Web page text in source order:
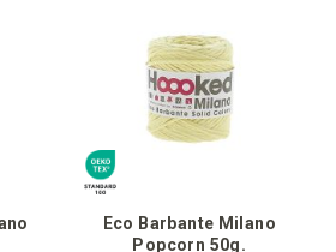
Eco Barbante Milano
Popcorn 50g.